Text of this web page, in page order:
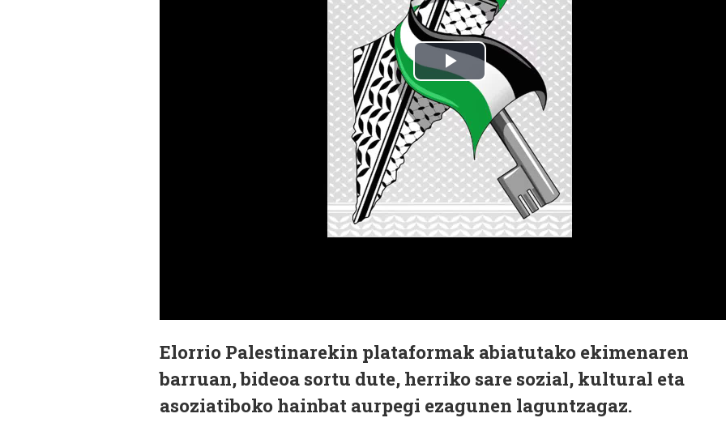
Elorrio Palestinarekin plataformak abiatutako ekimenaren
barruan, bideoa sortu dute, herriko sare sozial, kultural eta
asoziatiboko hainbat aurpegi ezagunen laguntzagaz.